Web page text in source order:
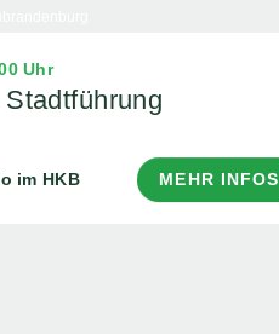
Uhr
im HKB MEHR INFOS